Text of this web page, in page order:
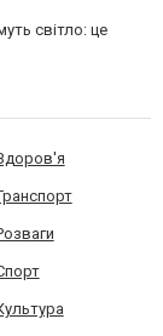
світло: це